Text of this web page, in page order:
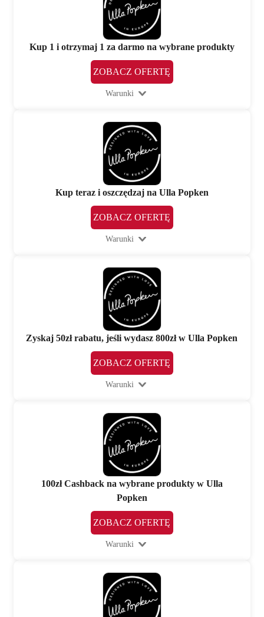
Kup 1 i otrzymaj 1 za darmo na wybrane produkty
ZOBACZ OFERTĘ
Warunki
Kup teraz i oszczędzaj na Ulla Popken
ZOBACZ OFERTĘ
Warunki
Zyskaj 50zł rabatu, jeśli wydasz 800zł w Ulla Popken
ZOBACZ OFERTĘ
Warunki
100zł Cashback na wybrane produkty w Ulla
Popken
ZOBACZ OFERTĘ
Warunki